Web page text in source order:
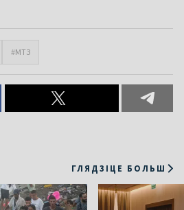
#МТЗ
ГЛЯДЗІЦЕ БОЛЬШ